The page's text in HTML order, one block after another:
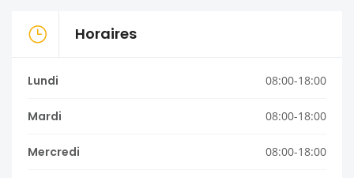
Horaires
Lundi 08:00-18:00
Mardi 08:00-18:00
Mercredi 08:00-18:00